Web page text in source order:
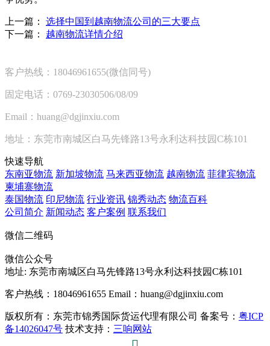
上一篇： 选择中国到越南物流公司的三大要点
下一篇： 越南物流详情介绍
客户热线：18046961655(微信同号)
固定电话：0769-23030506/08/09
Email：huang@dgjinxiu.com
地址：东莞市南城区白马先锋路13号永利达科技园C栋101
快速导航
东南亚物流 新加坡物流 马来西亚物流 越南物流 菲律宾物流
柬埔寨物流
泰国物流 印尼物流 行业资讯 锦秀动态 物流百科
公司简介 新闻动态 客户案例 联系我们
微信二维码
微信公众号
地址: 东莞市南城区白马先锋路13号永利达科技园C栋101
客户热线：18046961655 Email：huang@dgjinxiu.com
版权所有：东莞市锦秀国际货运代理有限公司 备案号： 粤ICP
备14026047号 技术支持： 三响网站